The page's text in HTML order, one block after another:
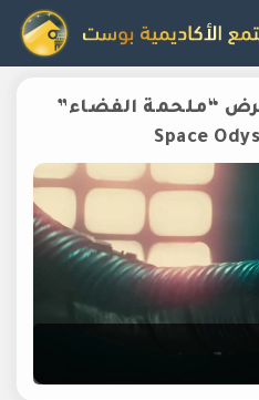
“ملحمة الفضاء”
Space